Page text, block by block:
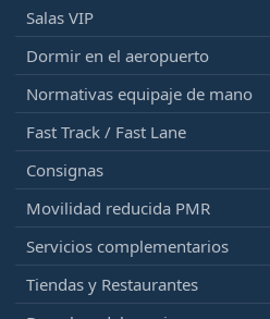
Salas VIP
Dormir en el aeropuerto
Normativas equipaje de mano
Fast Track / Fast Lane
Consignas
Movilidad reducida PMR
Servicios complementarios
Tiendas y Restaurantes